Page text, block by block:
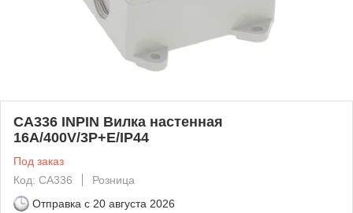
CA336 INPIN Вилка настенная
16A/400V/3P+E/IP44
Под заказ
Код: CA336
Розница
Отправка с 20 августа 2026